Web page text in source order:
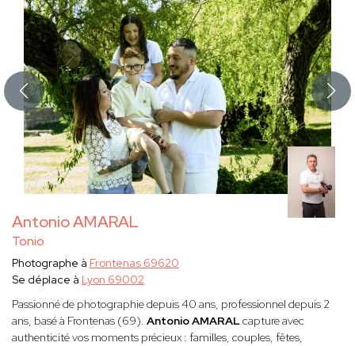
Antonio AMARAL
Tonio
Photographe à Frontenas 69620
Se déplace à Lyon 69002
Passionné de photographie depuis 40 ans, professionnel depuis 2
ans, basé à Frontenas (69). Antonio AMARALcapture avec
authenticité vos moments précieux : familles, couples, fêtes,